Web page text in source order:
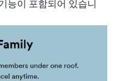
능이 포함되어 있습니